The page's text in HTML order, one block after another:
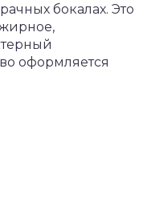
бокалах. Это
оформляется